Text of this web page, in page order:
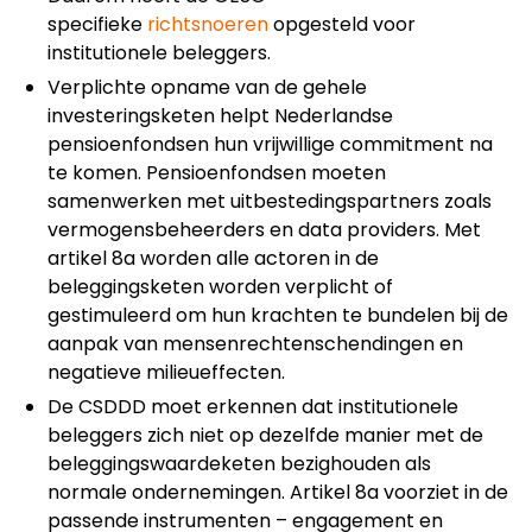
specifieke richtsnoerenopgesteld voor
institutionele beleggers.
Verplichte opname van de gehele
investeringsketen helpt Nederlandse
pensioenfondsen hun vrijwillige commitment na
te komen. Pensioenfondsen moeten
samenwerken met uitbestedingspartners zoals
vermogensbeheerders en data providers. Met
artikel 8a worden alle actoren in de
beleggingsketen worden verplicht of
gestimuleerd om hun krachten te bundelen bij de
aanpak van mensenrechtenschendingen en
negatieve milieueffecten.
De CSDDD moet erkennen dat institutionele
beleggers zich niet op dezelfde manier met de
beleggingswaardeketen bezighouden als
normale ondernemingen. Artikel 8a voorziet in de
passende instrumenten – engagement en